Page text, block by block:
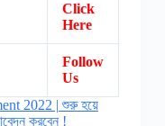
Click
Here
Follow
Us
2022 | শুরু হয়ে
করবেন !